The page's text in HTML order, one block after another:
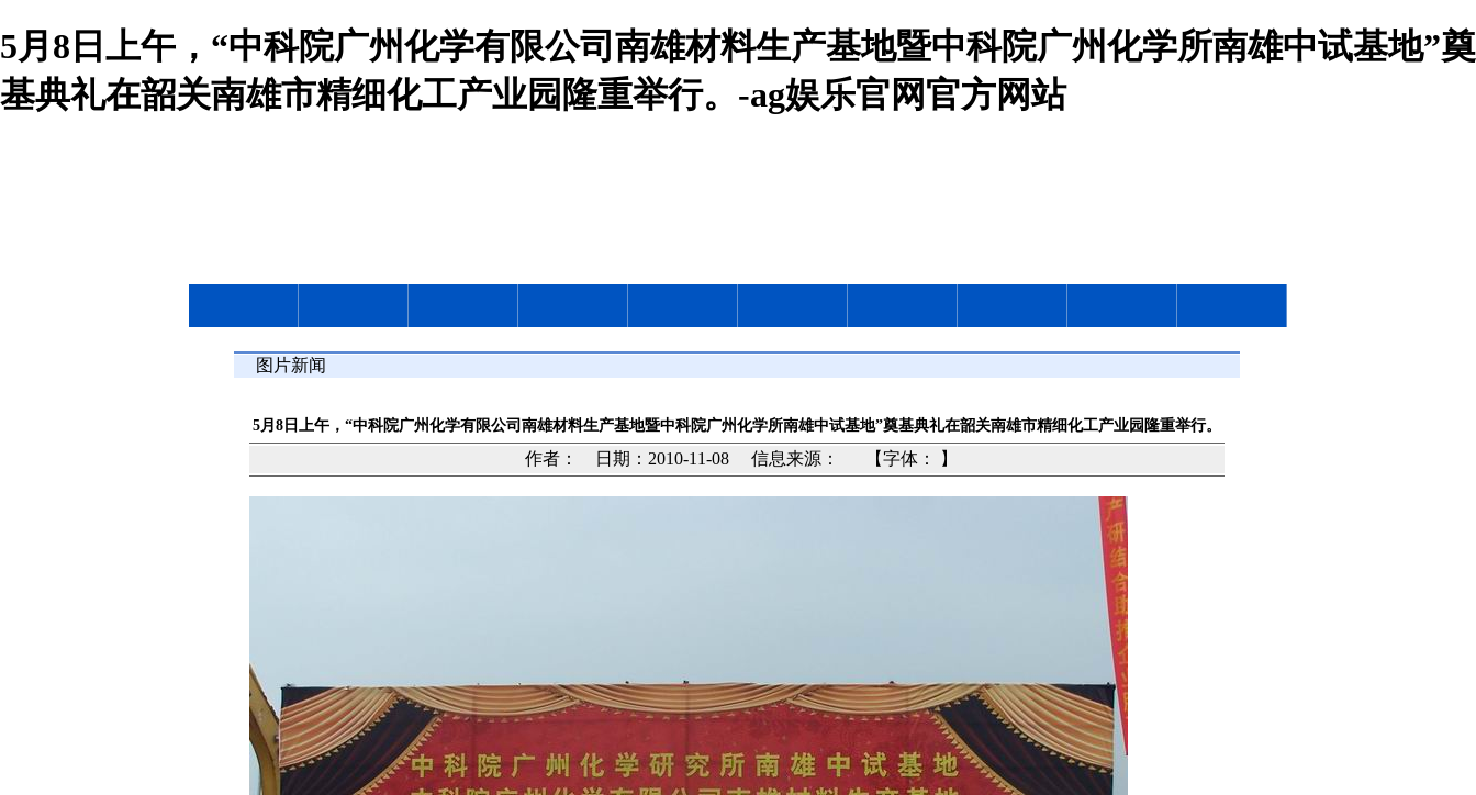
5月8日上午，“中科院广州化学有限公司南雄材料生产基地暨中科院广州化学所南雄中试基地”奠
基典礼在韶关南雄市精细化工产业园隆重举行。-ag娱乐官网官方网站
图片新闻
5月8日上午，“中科院广州化学有限公司南雄材料生产基地暨中科院广州化学所南雄中试基地”奠基典礼在韶关南雄市精细化工产业园隆重举行。
作者： 日期：2010-11-08 信息来源： 【字体： 】